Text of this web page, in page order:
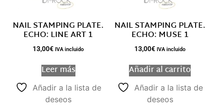
NAIL STAMPING PLATE.
ECHO: LINE ART 1
13,00€ IVA incluido
Leer más
Añadir a la lista de
deseos
NAIL STAMPING PLATE.
ECHO: MUSE 1
13,00€ IVA incluido
Añadir al carrito
Añadir a la lista de
deseos